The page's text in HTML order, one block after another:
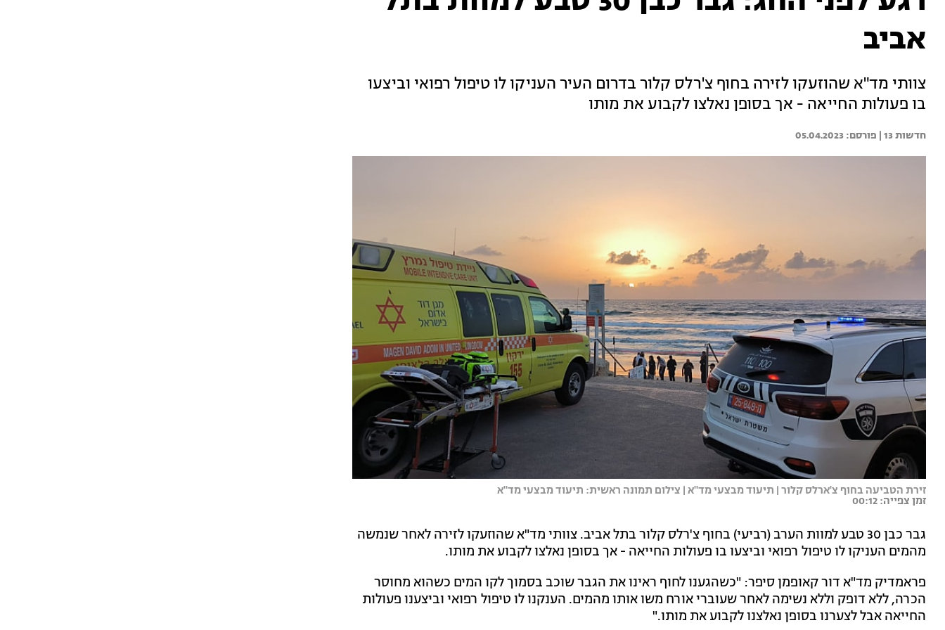
אביב
צוותי מד"א שהוזעקו לזירה בחוף צ'רלס קלור בדרום העיר העניקו לו טיפול רפואי וביצעו
בו פעולות החייאה - אך בסופן נאלצו לקבוע את מותו
חדשות 13 | 05.04.2023
זירת הטביעה בחוף צ'ארלס קלור | תיעוד מבצעי מד"א | צילום תמונה ראשית: תיעוד מבצעי מד"א
זמן צפייה: 00:12
גבר כבן 30 טבע למוות הערב (רביעי) בחוף צ'רלס קלור בתל אביב. צוותי מד"א שהוזעקו לזירה לאחר שנמשה
מהמים העניקו לו טיפול רפואי וביצעו בו פעולות החייאה - אך בסופן נאלצו לקבוע את מותו.
פראמדיק מד"א דור קאופמן סיפר: "כשהגענו לחוף ראינו את הגבר שוכב בסמוך לקו המים כשהוא מחוסר
הכרה, ללא דופק וללא נשימה לאחר שעוברי אורח משו אותו מהמים. הענקנו לו טיפול רפואי וביצענו פעולות
החייאה אבל לצערנו בסופן נאלצנו לקבוע את מותו."